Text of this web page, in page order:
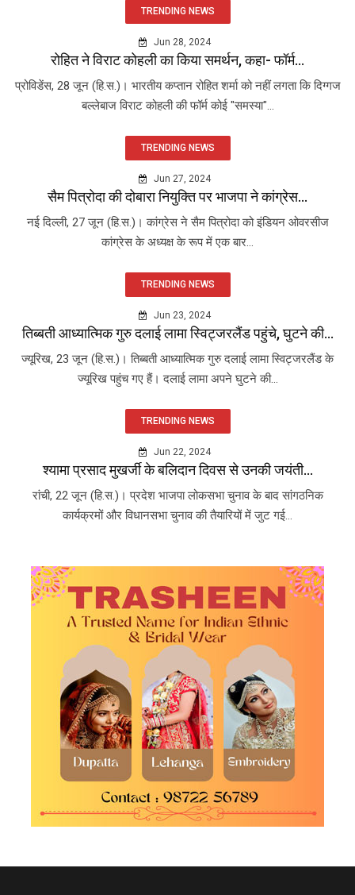
TRENDING NEWS
Jun 28, 2024
रोहित ने विराट कोहली का किया समर्थन, कहा- फॉर्म...
प्रोविडेंस, 28 जून (हि.स.)। भारतीय कप्तान रोहित शर्मा को नहीं लगता कि दिग्गज
बल्लेबाज विराट कोहली की फॉर्म कोई "समस्या"...
TRENDING NEWS
Jun 27, 2024
सैम पित्रोदा की दोबारा नियुक्ति पर भाजपा ने कांग्रेस...
नई दिल्ली, 27 जून (हि.स.)। कांग्रेस ने सैम पित्रोदा को इंडियन ओवरसीज
कांग्रेस के अध्यक्ष के रूप में एक बार...
TRENDING NEWS
Jun 23, 2024
तिब्बती आध्यात्मिक गुरु दलाई लामा स्विट्जरलैंड पहुंचे, घुटने की...
ज्यूरिख, 23 जून (हि.स.)। तिब्बती आध्यात्मिक गुरु दलाई लामा स्विट्जरलैंड के
ज्यूरिख पहुंच गए हैं। दलाई लामा अपने घुटने की...
TRENDING NEWS
Jun 22, 2024
श्यामा प्रसाद मुखर्जी के बलिदान दिवस से उनकी जयंती...
रांची, 22 जून (हि.स.)। प्रदेश भाजपा लोकसभा चुनाव के बाद सांगठनिक
कार्यक्रमों और विधानसभा चुनाव की तैयारियों में जुट गई...